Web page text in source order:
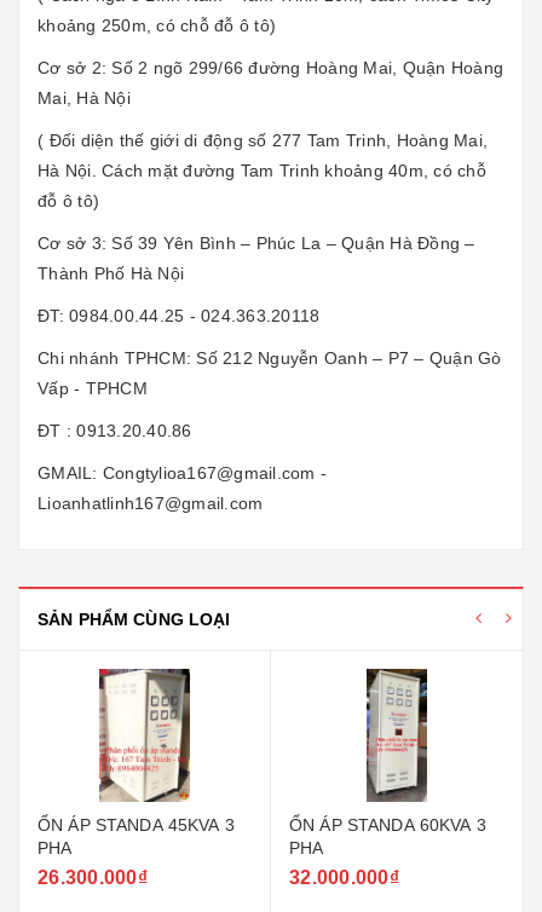
khoảng 250m, có chỗ đỗ ô tô)
Cơ sở 2: Số 2 ngõ 299/66 đường Hoàng Mai, Quận Hoàng
Mai, Hà Nội
( Đối diện thế giới di động số 277 Tam Trinh, Hoàng Mai,
Hà Nội. Cách mặt đường Tam Trinh khoảng 40m, có chỗ
đỗ ô tô)
Cơ sở 3: Số 39 Yên Bình – Phúc La – Quận Hà Đồng –
Thành Phố Hà Nội
ĐT: 0984.00.44.25 - 024.363.20118
Chi nhánh TPHCM: Số 212 Nguyễn Oanh – P7 – Quận Gò
Vấp - TPHCM
ĐT : 0913.20.40.86
GMAIL: Congtylioa167@gmail.com -
Lioanhatlinh167@gmail.com
SẢN PHẨM CÙNG LOẠI
ỔN ÁP STANDA 45KVA 3
PHA
26.300.000₫
ỔN ÁP STANDA 60KVA 3
PHA
32.000.000₫